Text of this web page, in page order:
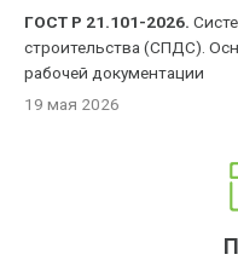
ГОСТ Р 21.101-2026.
строительства (СПДС).
рабочей документации
19 мая 2026